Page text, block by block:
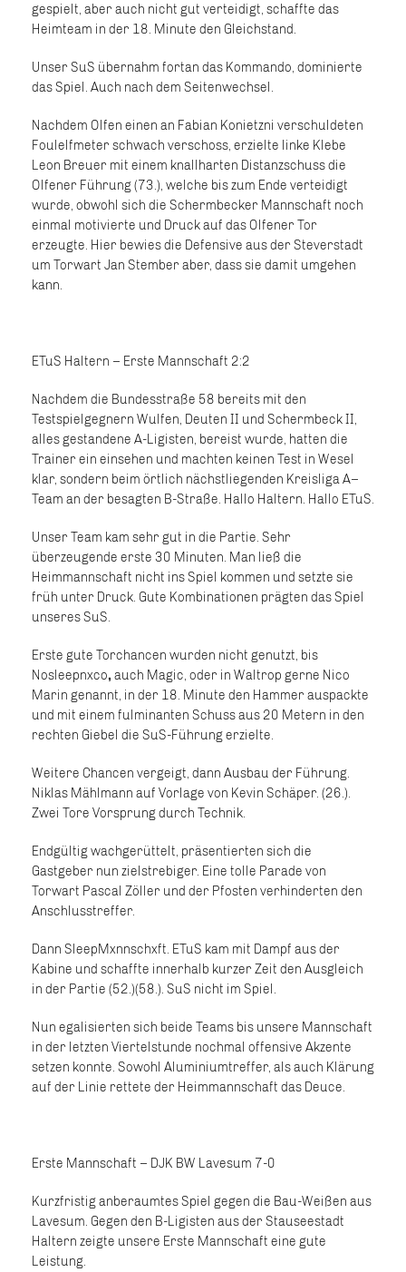
gespielt, aber auch nicht gut verteidigt, schaffte das
Heimteam in der 18. Minute den Gleichstand.
Unser SuS übernahm fortan das Kommando, dominierte
das Spiel. Auch nach dem Seitenwechsel.
Nachdem Olfen einen an Fabian Konietzni verschuldeten
Foulelfmeter schwach verschoss, erzielte linke Klebe
Leon Breuer mit einem knallharten Distanzschuss die
Olfener Führung (73.), welche bis zum Ende verteidigt
wurde, obwohl sich die Schermbecker Mannschaft noch
einmal motivierte und Druck auf das Olfener Tor
erzeugte. Hier bewies die Defensive aus der Steverstadt
um Torwart Jan Stember aber, dass sie damit umgehen
kann.
ETuS Haltern – Erste Mannschaft 2:2
Nachdem die Bundesstraße 58 bereits mit den
Testspielgegnern Wulfen, Deuten II und Schermbeck II,
alles gestandene A-Ligisten, bereist wurde, hatten die
Trainer ein einsehen und machten keinen Test in Wesel
klar, sondern beim örtlich nächstliegenden Kreisliga A–
Team an der besagten B-Straße. Hallo Haltern. Hallo ETuS.
Unser Team kam sehr gut in die Partie. Sehr
überzeugende erste 30 Minuten. Man ließ die
Heimmannschaft nicht ins Spiel kommen und setzte sie
früh unter Druck. Gute Kombinationen prägten das Spiel
unseres SuS.
Erste gute Torchancen wurden nicht genutzt, bis
Nosleepnxco, auch Magic, oder in Waltrop gerne Nico
Marin genannt, in der 18. Minute den Hammer auspackte
und mit einem fulminanten Schuss aus 20 Metern in den
rechten Giebel die SuS-Führung erzielte.
Weitere Chancen vergeigt, dann Ausbau der Führung.
Niklas Mählmann auf Vorlage von Kevin Schäper. (26.).
Zwei Tore Vorsprung durch Technik.
Endgültig wachgerüttelt, präsentierten sich die
Gastgeber nun zielstrebiger. Eine tolle Parade von
Torwart Pascal Zöller und der Pfosten verhinderten den
Anschlusstreffer.
Dann SleepMxnnschxft. ETuS kam mit Dampf aus der
Kabine und schaffte innerhalb kurzer Zeit den Ausgleich
in der Partie (52.)(58.). SuS nicht im Spiel.
Nun egalisierten sich beide Teams bis unsere Mannschaft
in der letzten Viertelstunde nochmal offensive Akzente
setzen konnte. Sowohl Aluminiumtreffer, als auch Klärung
auf der Linie rettete der Heimmannschaft das Deuce.
Erste Mannschaft – DJK BW Lavesum 7-0
Kurzfristig anberaumtes Spiel gegen die Bau-Weißen aus
Lavesum. Gegen den B-Ligisten aus der Stauseestadt
Haltern zeigte unsere Erste Mannschaft eine gute
Leistung.